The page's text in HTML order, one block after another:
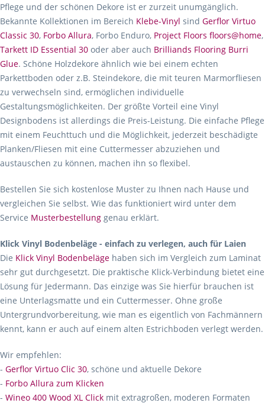
Pflege und der schönen Dekore ist er zurzeit unumgänglich.
Bekannte Kollektionen im Bereich Klebe-Vinyl sind Gerflor Virtuo
Classic 30, Forbo Allura, Forbo Enduro, Project Floors floors@home,
Tarkett ID Essential 30 oder aber auch Brilliands Flooring Burri
Glue. Schöne Holzdekore ähnlich wie bei einem echten
Parkettboden oder z.B. Steindekore, die mit teuren Marmorfliesen
zu verwechseln sind, ermöglichen individuelle
Gestaltungsmöglichkeiten. Der größte Vorteil eine Vinyl
Designbodens ist allerdings die Preis-Leistung. Die einfache Pflege
mit einem Feuchttuch und die Möglichkeit, jederzeit beschädigte
Planken/Fliesen mit eine Cuttermesser abzuziehen und
austauschen zu können, machen ihn so flexibel.
Bestellen Sie sich kostenlose Muster zu Ihnen nach Hause und
vergleichen Sie selbst. Wie das funktioniert wird unter dem
Service Musterbestellung genau erklärt.
Klick Vinyl Bodenbeläge - einfach zu verlegen, auch für Laien
Die Klick Vinyl Bodenbeläge haben sich im Vergleich zum Laminat
sehr gut durchgesetzt. Die praktische Klick-Verbindung bietet eine
Lösung für Jedermann. Das einzige was Sie hierfür brauchen ist
eine Unterlagsmatte und ein Cuttermesser. Ohne große
Untergrundvorbereitung, wie man es eigentlich von Fachmännern
kennt, kann er auch auf einem alten Estrichboden verlegt werden.
Wir empfehlen:
- Gerflor Virtuo Clic 30, schöne und aktuelle Dekore
- Forbo Allura zum Klicken
- Wineo 400 Wood XL Click mit extragroßen, moderen Formaten